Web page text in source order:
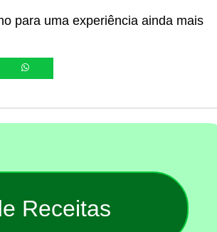
para uma experiência ainda mais
Receitas